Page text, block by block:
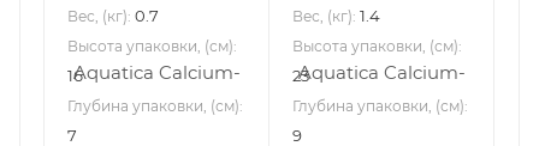
Вес, (кг): 0.7
Высота упаковки, (см):
16
Глубина упаковки, (см):
7
Вес, (кг): 1.4
Высота упаковки, (см):
23
Глубина упаковки, (см):
9